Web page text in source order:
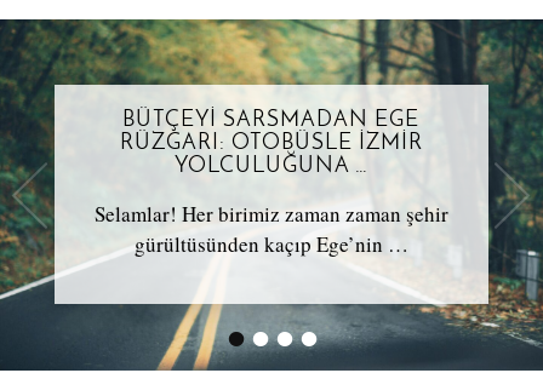
••••
BÜTÇEYI SARSMADAN EGE
RÜZGARI: OTOBÜSLE İZMIR
YOLCULUĞUNA …
Selamlar! Her birimiz zaman zaman şehir
gürültüsünden kaçıp Ege’nin …